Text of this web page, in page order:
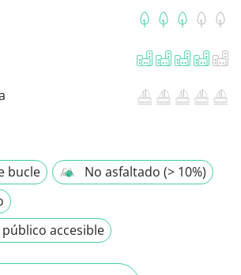
bucle
No asfaltado (> 10%)
accesible